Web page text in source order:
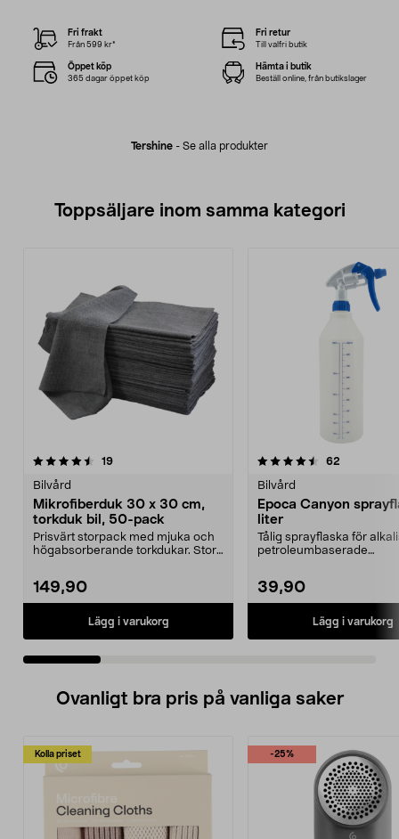
Tershine - Se alla produkter
Fri frakt
Från 599 kr*
Fri retur
Till valfri butik
Öppet köp
365 dagar öppet köp
Hämta i butik
Beställ online, från butikslager
Toppsäljare inom samma kategori
19recensioner
Bilvård
Mikrofiberduk 30 x 30 cm,
torkduk bil, 50-pack
Prisvärt storpack med mjuka och
högabsorberande torkdukar. Stora
149,90
Lägg i varukorg
4.5 av 5 stjärnor 62
Bilvård
Epoca Canyon
liter
Tålig sprayflaska för
petroleumbaserade
39,90
Lägg i varukorg
4.0 av 5 stjärnor
Ovanligt bra pris på vanliga saker
Kolla priset -25%